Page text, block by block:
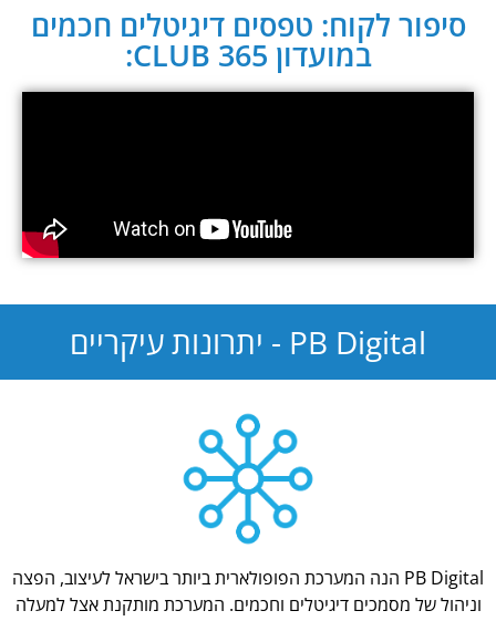
סיפור לקוח: טפסים דיגיטלים חכמים
במועדון CLUB 365:
PB Digital - יתרונות עיקריים
PB Digital הנה המערכת הפופולארית ביותר בישראל לעיצוב, הפצה
וניהול של מסמכים דיגיטלים וחכמים. המערכת מותקנת אצל למעלה